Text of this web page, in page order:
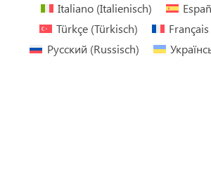
Italiano (Italienisch)
Türkçe (Türkisch) Français
Русский (Russisch)